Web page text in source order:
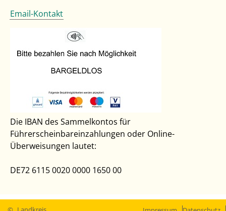
Email-Kontakt
Die IBAN des Sammelkontos für
Führerscheinbareinzahlungen oder Online-
Überweisungen lautet:
DE72 6115 0020 0000 1650 00